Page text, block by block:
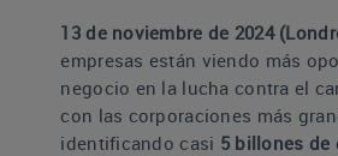
13 de noviembre de 2024
empresas están viendo más
negocio en la lucha contra el
con las corporaciones más
identificando casi 5 billones de